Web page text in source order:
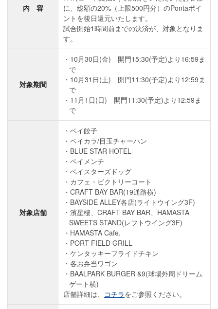
内 容
に、総額の20%（上限500円分）のPontaポイ
ントを後日還元いたします。
試合開始1時間前までの決済が、対象となりま
す。
対象期間
10月30日(金) 開門15:30(予定)より16:59ま
で
10月31日(土) 開門11:30(予定)より12:59ま
で
11月1日(日) 開門11:30(予定)より12:59ま
で
対象店舗
ベイ餃子
ベイカラ/目玉チャーハン
BLUE STAR HOTEL
ベイメンチ
ベイスターズドッグ
カフェ・ビクトリーコート
CRAFT BAY BAR(19通路横)
BAYSIDE ALLEY各店(ライトウイング3F)
濱星樓、CRAFT BAY BAR、HAMASTA
SWEETS STAND(レフトウイング3F)
HAMASTA Cafe.
PORT FIELD GRILL
ケンタッキーフライドチキン
各お弁当ワゴン
BAALPARK BURGER &9(球場外周ドリーム
ゲート横)
店舗詳細は、 コチラをご参照ください。